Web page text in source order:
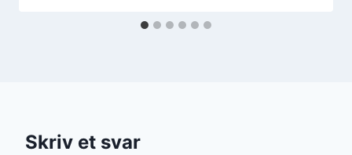
Skriv et svar